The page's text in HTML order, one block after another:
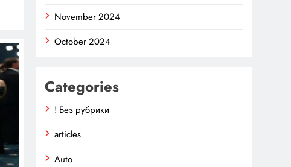
November 2024
October 2024
Categories
! Без рубрики
articles
Auto